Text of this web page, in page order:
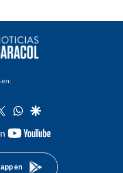
en:
twitterwhatsapp
google
youtube-
en